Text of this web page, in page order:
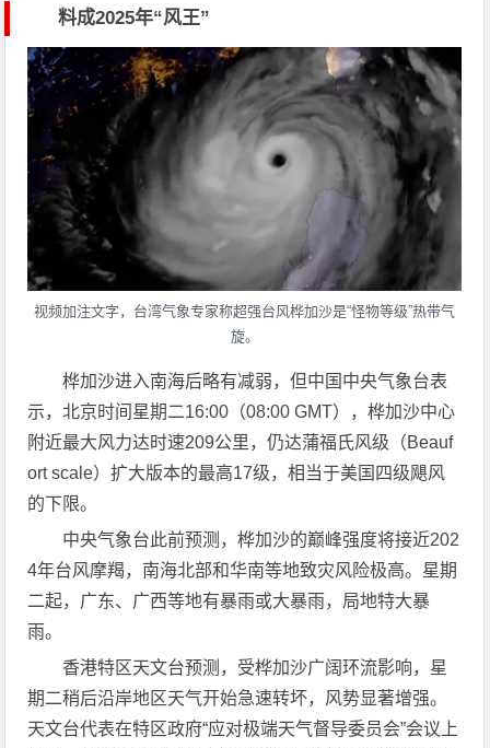
料成2025年“风王”
视频加注文字，台湾气象专家称超强台风桦加沙是“怪物等级”热带气
旋。
桦加沙进入南海后略有减弱，但中国中央气象台表
示，北京时间星期二16:00（08:00 GMT），桦加沙中心
附近最大风力达时速209公里，仍达蒲福氏风级（Beauf
ort scale）扩大版本的最高17级，相当于美国四级飓风
的下限。
中央气象台此前预测，桦加沙的巅峰强度将接近202
4年台风摩羯，南海北部和华南等地致灾风险极高。星期
二起，广东、广西等地有暴雨或大暴雨，局地特大暴
雨。
香港特区天文台预测，受桦加沙广阔环流影响，星
期二稍后沿岸地区天气开始急速转坏，风势显著增强。
天文台代表在特区政府“应对极端天气督导委员会”会议上